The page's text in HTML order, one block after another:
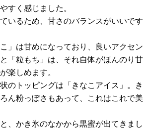
すく感じました。
いるため、甘さのバランスがいいです
」は甘めになっており、良いアクセン
「粒もち」は、それ自体がほんのり甘
楽しめます。
のトッピングは「きなこアイス」。き
ん粉っぽさもあって、これはこれで美
、かき氷のなかから黒蜜が出てきまし